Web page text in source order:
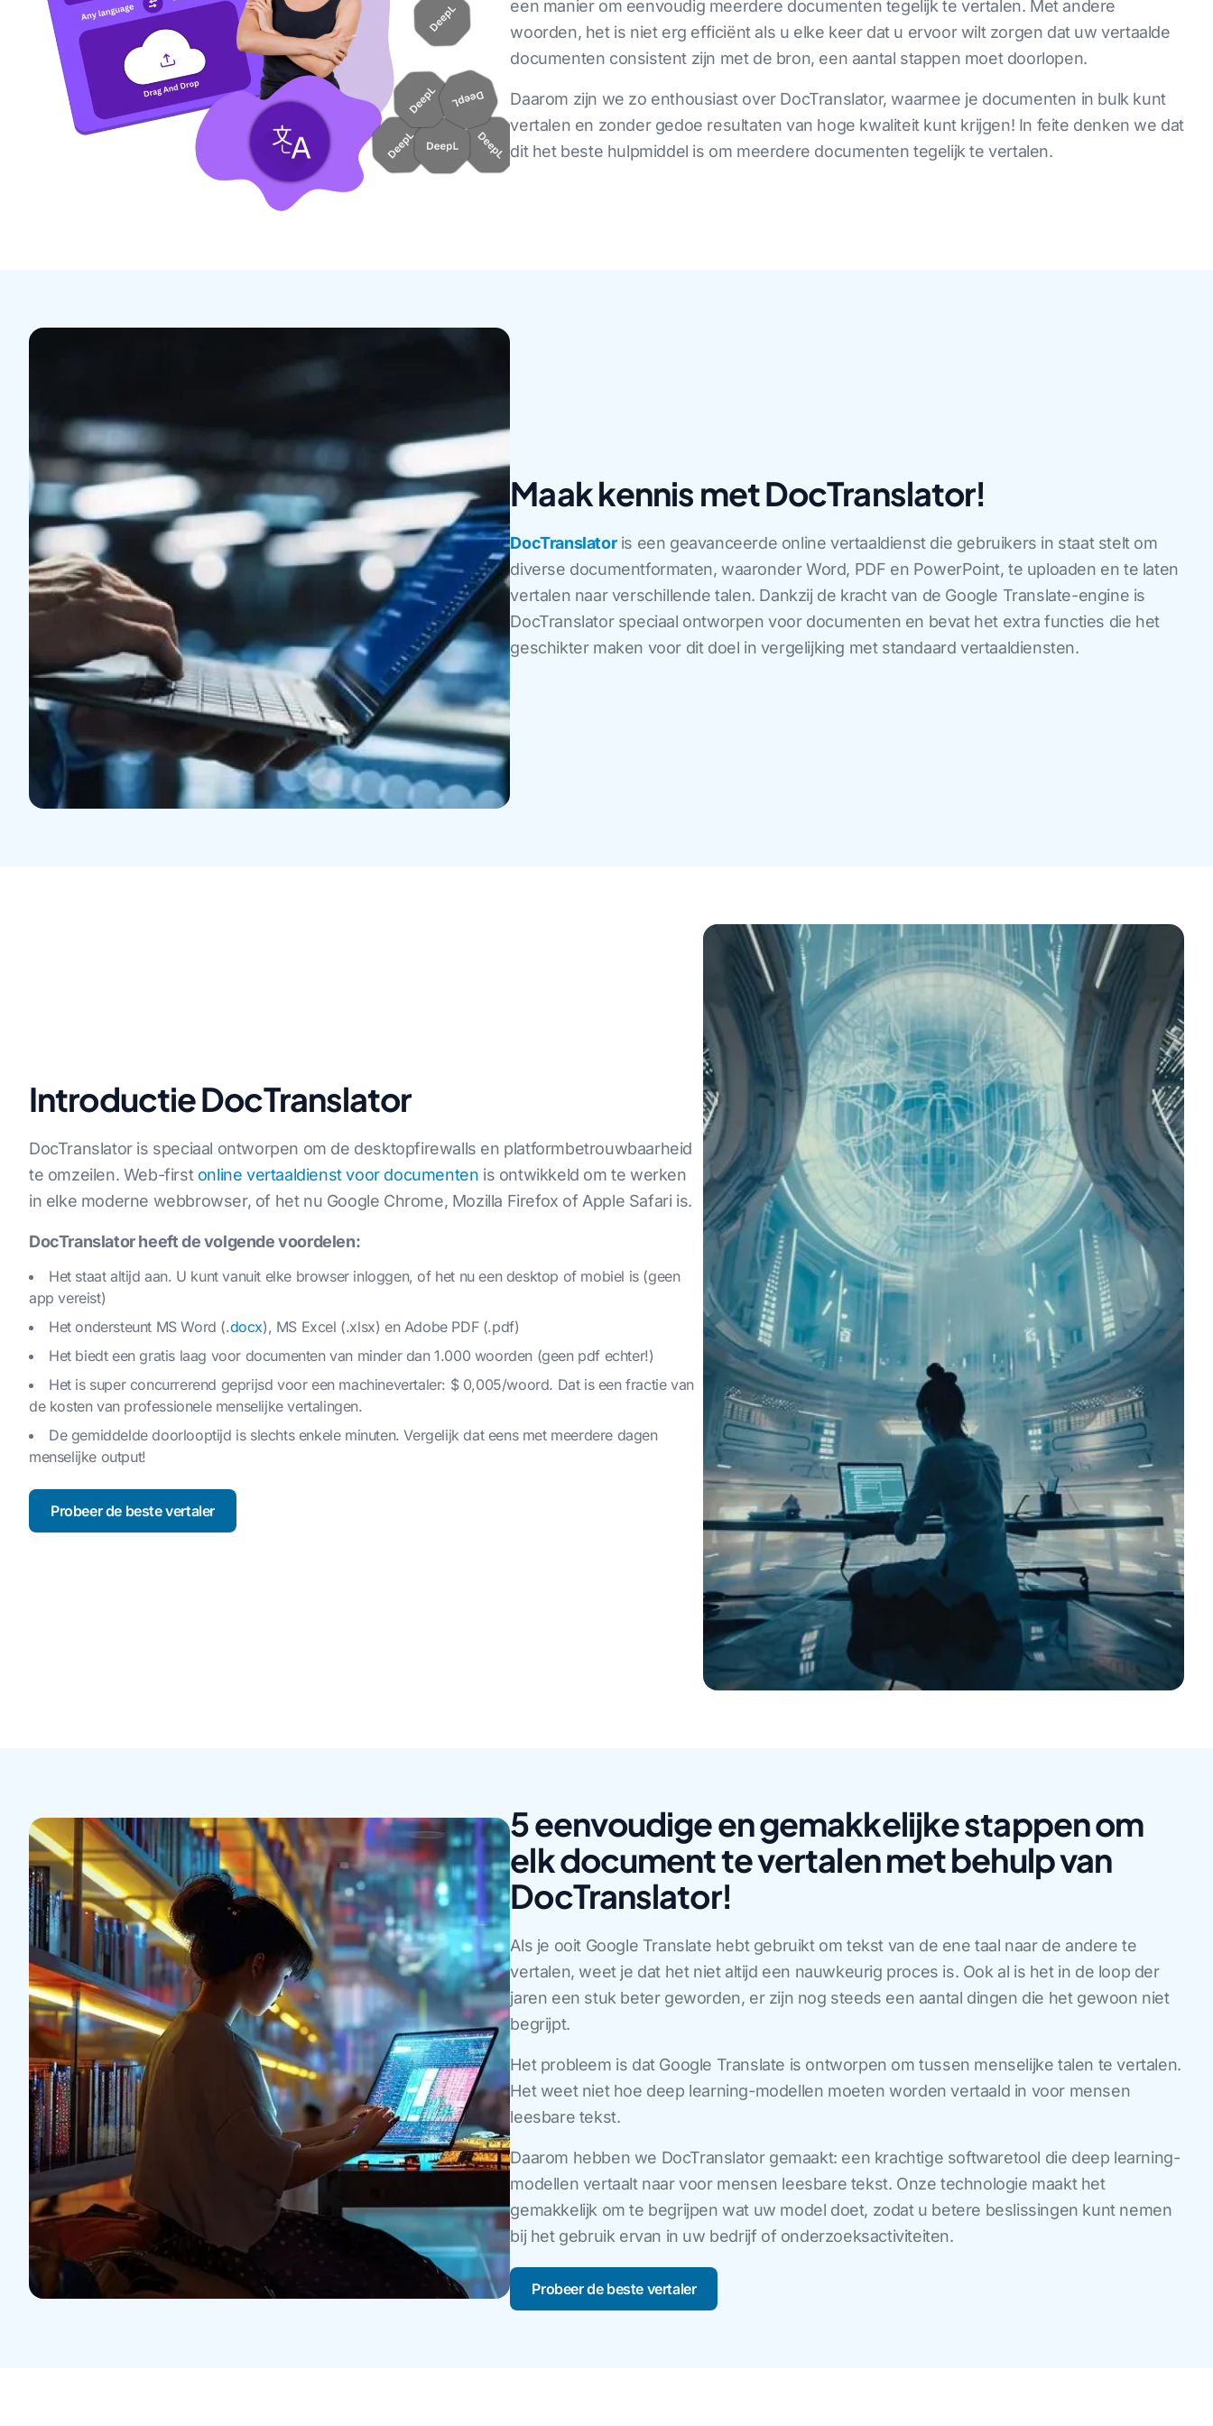
een manier om eenvoudig meerdere documenten tegelijk te vertalen. Met andere
woorden, het is niet erg efficiënt als u elke keer dat u ervoor wilt zorgen dat uw vertaalde
documenten consistent zijn met de bron, een aantal stappen moet doorlopen.
Daarom zijn we zo enthousiast over DocTranslator, waarmee je documenten in bulk kunt
vertalen en zonder gedoe resultaten van hoge kwaliteit kunt krijgen! In feite denken we dat
dit het beste hulpmiddel is om meerdere documenten tegelijk te vertalen.
Maak kennis met DocTranslator!
DocTranslatoris een geavanceerde online vertaaldienst die gebruikers in staat stelt om
diverse documentformaten, waaronder Word, PDF en PowerPoint, te uploaden en te laten
vertalen naar verschillende talen. Dankzij de kracht van de Google Translate-engine is
DocTranslator speciaal ontworpen voor documenten en bevat het extra functies die het
geschikter maken voor dit doel in vergelijking met standaard vertaaldiensten.
Introductie DocTranslator
DocTranslator is speciaal ontworpen om de desktopfirewalls en platformbetrouwbaarheid
te omzeilen. Web-first online vertaaldienst voor documenten is ontwikkeld om te werken
in elke moderne webbrowser, of het nu Google Chrome, Mozilla Firefox of Apple Safari is.
DocTranslator heeft de volgende voordelen:
Het staat altijd aan. U kunt vanuit elke browser inloggen, of het nu een desktop of mobiel is (geen
app vereist)
Het ondersteunt MS Word (.docx), MS Excel (.xlsx) en Adobe PDF (.pdf)
Het biedt een gratis laag voor documenten van minder dan 1.000 woorden (geen pdf echter!)
Het is super concurrerend geprijsd voor een machinevertaler: $ 0,005/woord. Dat is een fractie van
de kosten van professionele menselijke vertalingen.
De gemiddelde doorlooptijd is slechts enkele minuten. Vergelijk dat eens met meerdere dagen
menselijke output!
Probeer de beste vertaler
5 eenvoudige en gemakkelijke stappen om
elk document te vertalen met behulp van
DocTranslator!
Als je ooit Google Translate hebt gebruikt om tekst van de ene taal naar de andere te
vertalen, weet je dat het niet altijd een nauwkeurig proces is. Ook al is het in de loop der
jaren een stuk beter geworden, er zijn nog steeds een aantal dingen die het gewoon niet
begrijpt.
Het probleem is dat Google Translate is ontworpen om tussen menselijke talen te vertalen.
Het weet niet hoe deep learning-modellen moeten worden vertaald in voor mensen
leesbare tekst.
Daarom hebben we DocTranslator gemaakt: een krachtige softwaretool die deep learning-
modellen vertaalt naar voor mensen leesbare tekst. Onze technologie maakt het
gemakkelijk om te begrijpen wat uw model doet, zodat u betere beslissingen kunt nemen
bij het gebruik ervan in uw bedrijf of onderzoeksactiviteiten.
Probeer de beste vertaler